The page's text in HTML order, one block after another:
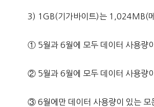
3) 1GB(기가바이트)는 1,024MB(
① 5월과 6월에 모두 데이터 사용량
② 5월과 6월에 모두 데이터 사용량
③ 6월에만 데이터 사용량이 있는 모